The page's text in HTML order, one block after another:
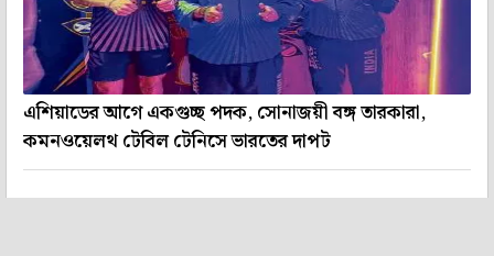
এশিয়াডের আগে একগুচ্ছ পদক, সোনাজয়ী বঙ্গ তারকারা,
কমনওয়েলথ টেবিল টেনিসে ভারতের দাপট